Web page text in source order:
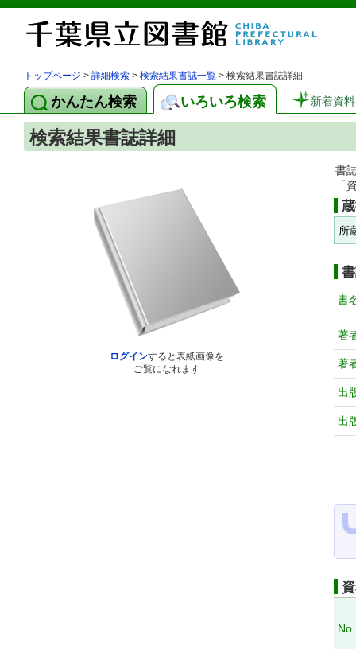
トップページ > 詳細検索 > 検索結果書誌一覧 > 検索結果書誌詳細
かんたん検索 いろいろ検索 新着資料
検索結果書誌詳細
ログインすると表紙画像を
ご覧になれます
書
「
所
書
著
著
出
出
No.